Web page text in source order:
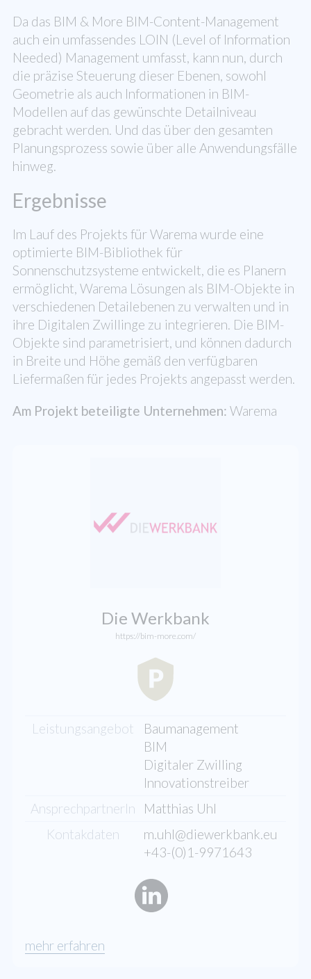
Da das BIM & More BIM-Content-Management
auch ein umfassendes LOIN (Level of Information
Needed) Management umfasst, kann nun, durch
die präzise Steuerung dieser Ebenen, sowohl
Geometrie als auch Informationen in BIM-
Modellen auf das gewünschte Detailniveau
gebracht werden. Und das über den gesamten
Planungsprozess sowie über alle Anwendungsfälle
hinweg.
Ergebnisse
Im Lauf des Projekts für Warema wurde eine
optimierte BIM-Bibliothek für
Sonnenschutzsysteme entwickelt, die es Planern
ermöglicht, Warema Lösungen als BIM-Objekte in
verschiedenen Detailebenen zu verwalten und in
ihre Digitalen Zwillinge zu integrieren. Die BIM-
Objekte sind parametrisiert, und können dadurch
in Breite und Höhe gemäß den verfügbaren
Liefermaßen für jedes Projekts angepasst werden.
Am Projekt beteiligte Unternehmen: Warema
Die Werkbank
https://bim-more.com/
Leistungsangebot
Baumanagement
BIM
Digitaler Zwilling
Innovationstreiber
AnsprechpartnerIn
Matthias Uhl
Kontakdaten
m.uhl@diewerkbank.eu
+43-(0)1-9971643
mehr erfahren